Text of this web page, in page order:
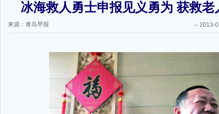
冰海救人勇士申报见义勇为 获救老
来源：青岛早报 -- 2013-